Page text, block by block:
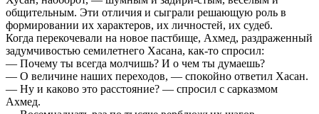
общительным. Эти отличия и сыграли решающую роль в
формировании их характеров, их личностей, их судеб.
Когда перекочевали на новое пастбище, Ахмед, раздраженный
задумчивостью семилетнего Хасана, как-то спросил:
— Почему ты всегда молчишь? И о чем ты думаешь?
— О величине наших переходов, — спокойно ответил Хасан.
— Ну и каково это расстояние? — спросил с сарказмом
Ахмед.